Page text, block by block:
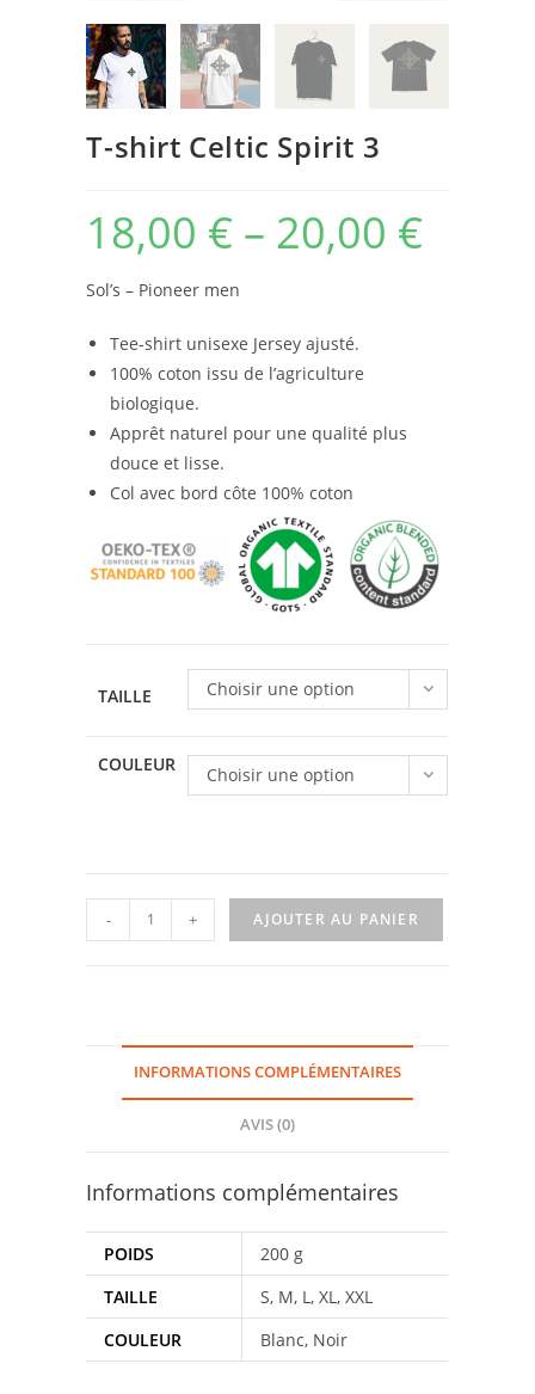
T-shirt Celtic Spirit 3
18,00 € – 20,00 €
Sol’s – Pioneer men
Tee-shirt unisexe Jersey ajusté.
100% coton issu de l’agriculture
biologique.
Apprêt naturel pour une qualité plus
douce et lisse.
Col avec bord côte 100% coton
TAILLE Choisir une option
COULEUR Choisir une option
quantité
de
- + AJOUTER AU PANIER
INFORMATIONS COMPLÉMENTAIRES
AVIS (0)
Informations complémentaires
POIDS
200 g
TAILLE
S, M, L, XL, XXL
COULEUR
Blanc, Noir